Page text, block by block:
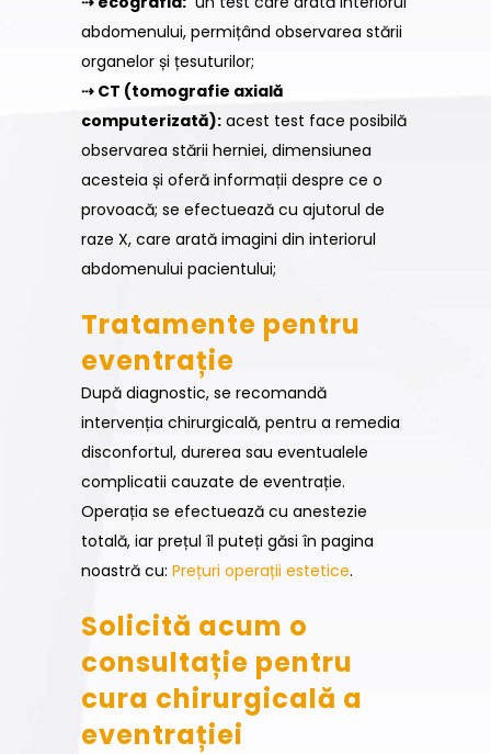
abdomenului, permițând observarea stării
organelor și țesuturilor;
⇢ CT (tomografie axială
computerizată): acest test face posibilă
observarea stării herniei, dimensiunea
acesteia și oferă informații despre ce o
provoacă; se efectuează cu ajutorul de
raze X, care arată imagini din interiorul
abdomenului pacientului;
Tratamente pentru
eventrație
După diagnostic, se recomandă
intervenția chirurgicală, pentru a remedia
disconfortul, durerea sau eventualele
complicatii cauzate de eventrație.
Operația se efectuează cu anestezie
totală, iar prețul îl puteți găsi în pagina
noastră cu: Prețuri operații estetice.
Solicită acum o
consultație pentru
cura chirurgicală a
eventrației